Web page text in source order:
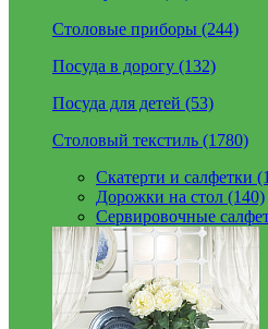
Столовые приборы (244)
Посуда в дорогу (132)
Посуда для детей (53)
Столовый текстиль (1780)
Скатерти и салфетки
Дорожки на стол (140)
Сервировочные